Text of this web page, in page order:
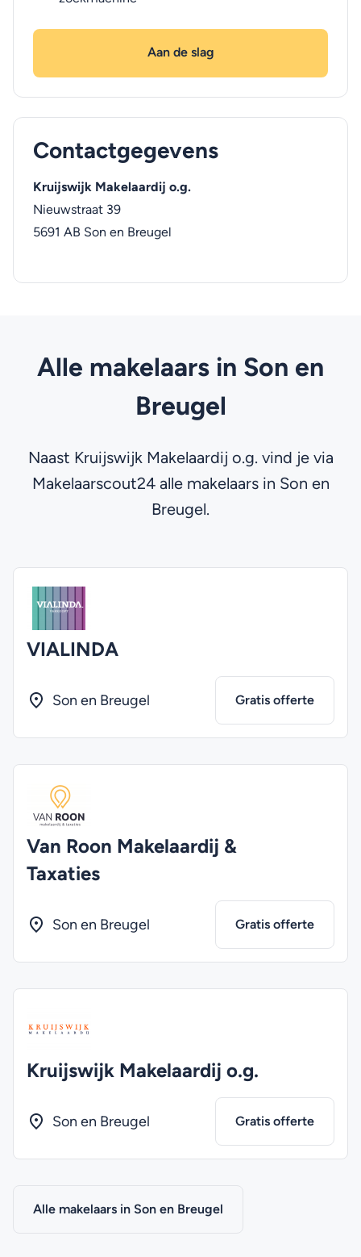
Aan de slag
Contactgegevens
Kruijswijk Makelaardij o.g.
Nieuwstraat 39
5691 AB Son en Breugel
Alle makelaars in Son en
Breugel
Naast Kruijswijk Makelaardij o.g. vind je via
Makelaarscout24 alle makelaars in Son en
Breugel.
VIALINDA
Son en Breugel Gratis offerte
Van Roon Makelaardij &
Taxaties
Son en Breugel Gratis offerte
Kruijswijk Makelaardij o.g.
Son en Breugel Gratis offerte
Alle makelaars in Son en Breugel